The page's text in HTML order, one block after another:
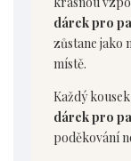
dárek pro
zůstane jako
místě.
Každý
dárek pro
poděkování